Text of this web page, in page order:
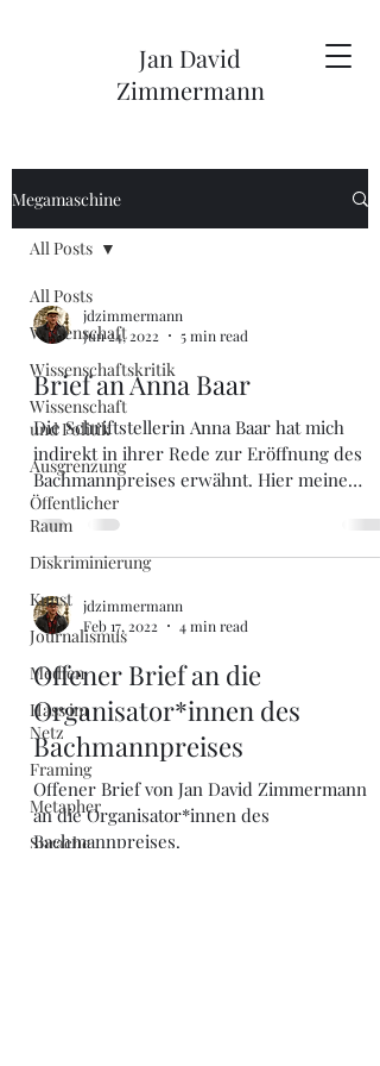
Jan David
Zimmermann
Megamaschine
All Posts
Wissenschaft
Wissenschaftskritik
Wissenschaft
und Politik
Ausgrenzung
Öffentlicher
Raum
Diskriminierung
Kunst
Journalismus
Medien
Hass im
Netz
Framing
Metapher
Sprache
All Posts
jdzimmermann
Jun 24, 2022
5 min read
Brief an Anna Baar
Die Schriftstellerin Anna Baar hat mich
indirekt in ihrer Rede zur Eröffnung des
Bachmannpreises erwähnt. Hier meine
direkte Antwort.
jdzimmermann
Feb 17, 2022
4 min read
Offener Brief an die
Organisator*innen des
Bachmannpreises
Offener Brief von Jan David Zimmermann
an die Organisator*innen des
Bachmannpreises.